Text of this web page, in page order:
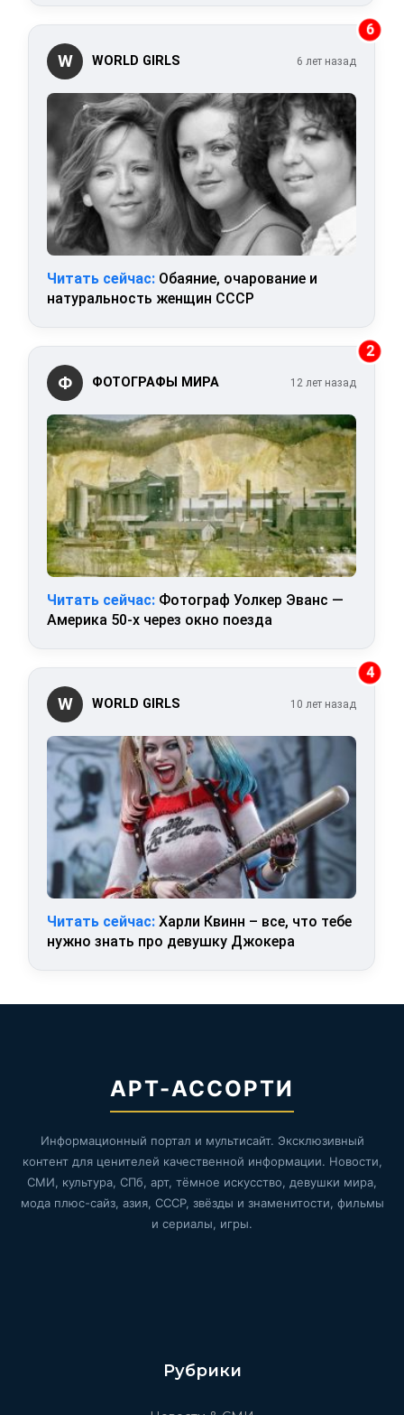
6
W WORLD GIRLS 6 лет назад
Читать сейчас: Обаяние, очарование и
натуральность женщин СССР
2
Ф ФОТОГРАФЫ МИРА 12 лет назад
Читать сейчас: Фотограф Уолкер Эванс —
Америка 50-х через окно поезда
4
W WORLD GIRLS 10 лет назад
Читать сейчас: Харли Квинн – все, что тебе
нужно знать про девушку Джокера
АРТ-АССОРТИ
Информационный портал и мультисайт. Эксклюзивный
контент для ценителей качественной информации. Новости,
СМИ, культура, СПб, арт, тёмное искусство, девушки мира,
мода плюс-сайз, азия, СССР, звёзды и знаменитости, фильмы
и сериалы, игры.
Рубрики